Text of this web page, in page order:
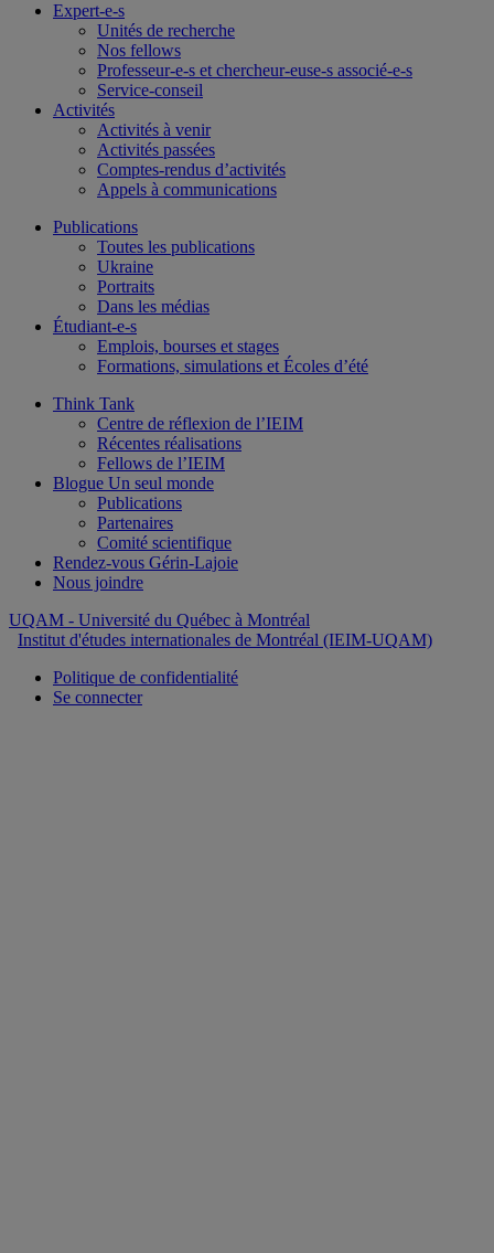
Expert-e-s
Unités de recherche
Nos fellows
Professeur-e-s et chercheur-euse-s associé-e-s
Service-conseil
Activités
Activités à venir
Activités passées
Comptes-rendus d’activités
Appels à communications
Publications
Toutes les publications
Ukraine
Portraits
Dans les médias
Étudiant-e-s
Emplois, bourses et stages
Formations, simulations et Écoles d’été
Think Tank
Centre de réflexion de l’IEIM
Récentes réalisations
Fellows de l’IEIM
Blogue Un seul monde
Publications
Partenaires
Comité scientifique
Rendez-vous Gérin-Lajoie
Nous joindre
UQAM - Université du Québec à Montréal
Institut d'études internationales de Montréal (IEIM-UQAM)
Politique de confidentialité
Se connecter